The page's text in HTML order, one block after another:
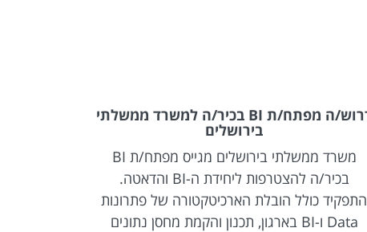
דרוש/ה מפתח/ת BI בכיר/ה למשרד ממשלתי
בירושלים
משרד ממשלתי בירושלים מגייס מפתח/ת BI
בכיר/ה להצטרפות ליחידת ה-BI והדאטה.
התפקיד כולל הובלת הארכיטקטורה של פתרונות
Data ו-BI בארגון, תכנון והקמת מחסן נתונים